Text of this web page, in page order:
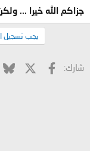
جزاكم الله خيرا ...
يجب تسجيل
شارك: فيسبوك